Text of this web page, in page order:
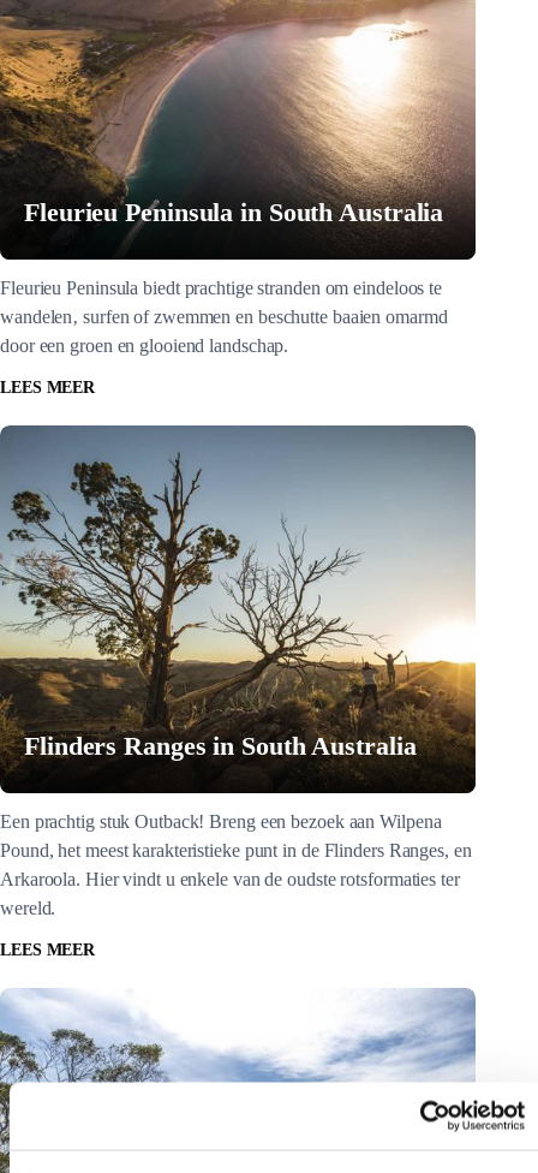
Fleurieu Peninsula in South Australia
Fleurieu Peninsula biedt prachtige stranden om eindeloos te
wandelen‚ surfen of zwemmen en beschutte baaien omarmd
door een groen en glooiend landschap.
LEES MEER
Flinders Ranges in South Australia
Een prachtig stuk Outback! Breng een bezoek aan Wilpena
Pound, het meest karakteristieke punt in de Flinders Ranges, en
Arkaroola. Hier vindt u enkele van de oudste rotsformaties ter
wereld.
LEES MEER